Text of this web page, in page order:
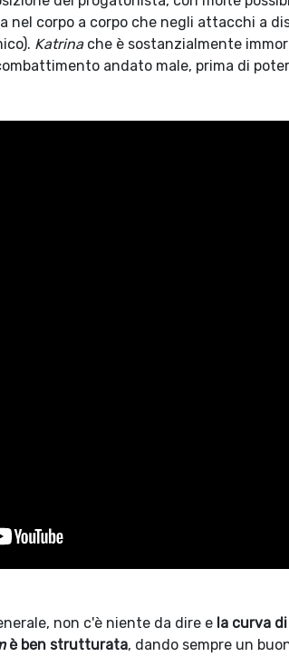
nel corpo a corpo che negli attacchi a
Katrinache è sostanzialmente
andato male, prima di
non c'è niente da dire e la curva
è ben strutturata, dando sempre un